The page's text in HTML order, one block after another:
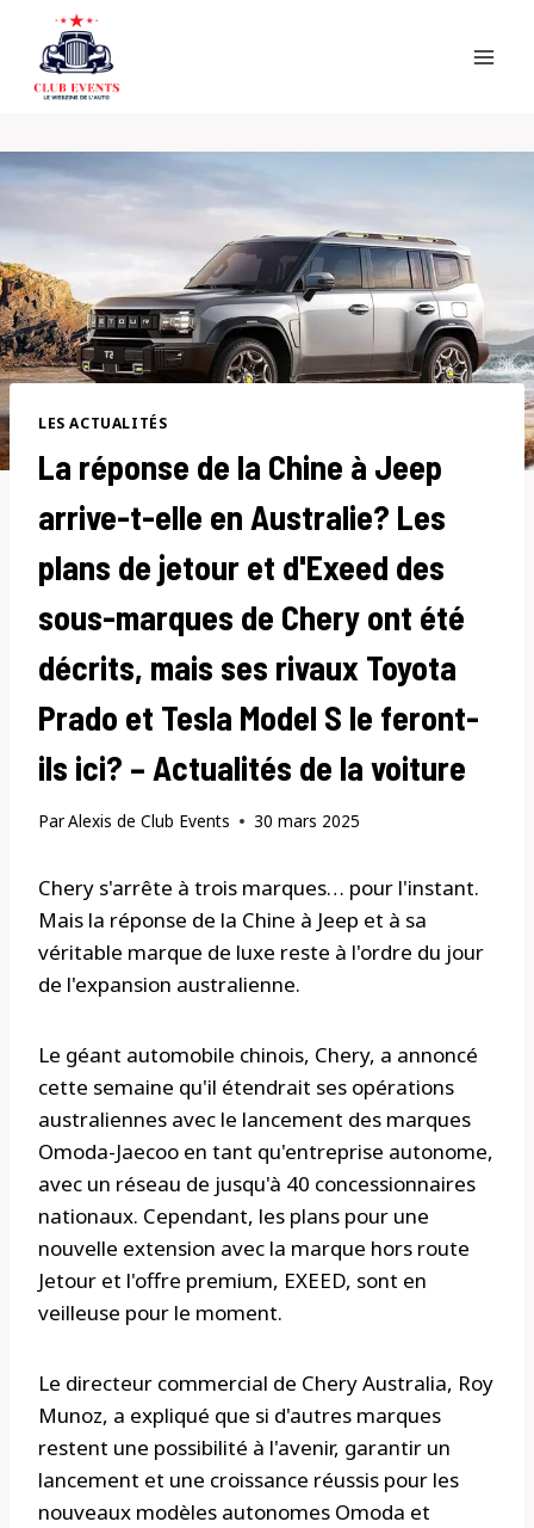
content
LES ACTUALITÉS
La réponse de la Chine à Jeep
arrive-t-elle en Australie? Les
plans de jetour et d'Exeed des
sous-marques de Chery ont été
décrits, mais ses rivaux Toyota
Prado et Tesla Model S le feront-
ils ici? – Actualités de la voiture
ParAlexis de Club Events 30 mars 2025
Chery s'arrête à trois marques… pour l'instant.
Mais la réponse de la Chine à Jeep et à sa
véritable marque de luxe reste à l'ordre du jour
de l'expansion australienne.
Le géant automobile chinois, Chery, a annoncé
cette semaine qu'il étendrait ses opérations
australiennes avec le lancement des marques
Omoda-Jaecoo en tant qu'entreprise autonome,
avec un réseau de jusqu'à 40 concessionnaires
nationaux. Cependant, les plans pour une
nouvelle extension avec la marque hors route
Jetour et l'offre premium, EXEED, sont en
veilleuse pour le moment.
Le directeur commercial de Chery Australia, Roy
Munoz, a expliqué que si d'autres marques
restent une possibilité à l'avenir, garantir un
lancement et une croissance réussis pour les
nouveaux modèles autonomes Omoda et